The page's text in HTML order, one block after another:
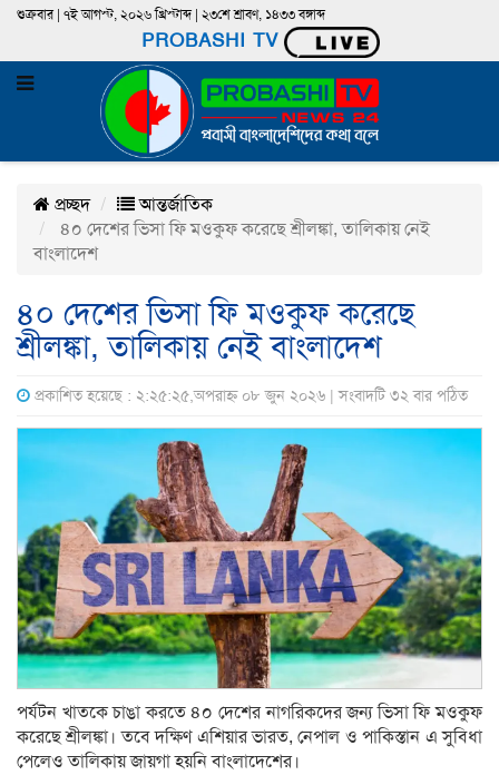
শুক্রবার | ৭ই আগস্ট, ২০২৬ খ্রিস্টাব্দ | ২৩শে শ্রাবণ, ১৪৩৩ বঙ্গাব্দ
PROBASHI TV
প্রচ্ছদ
আন্তর্জাতিক
৪০ দেশের ভিসা ফি মওকুফ করেছে শ্রীলঙ্কা, তালিকায় নেই
বাংলাদেশ
৪০ দেশের ভিসা ফি মওকুফ করেছে
শ্রীলঙ্কা, তালিকায় নেই বাংলাদেশ
প্রকাশিত হয়েছে : ২:২৫:২৫,অপরাহ্ন ০৮ জুন ২০২৬ | সংবাদটি ৩২ বার পঠিত
পর্যটন খাতকে চাঙা করতে ৪০ দেশের নাগরিকদের জন্য ভিসা ফি মওকুফ
করেছে শ্রীলঙ্কা। তবে দক্ষিণ এশিয়ার ভারত, নেপাল ও পাকিস্তান এ সুবিধা
পেলেও তালিকায় জায়গা হয়নি বাংলাদেশের।